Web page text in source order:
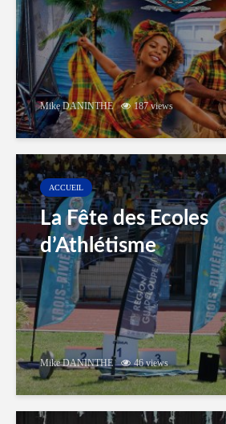
Mike DANINTHE 187 views
ACCUEIL
La Fête des Ecoles
d’Athlétisme
Mike DANINTHE 46 views